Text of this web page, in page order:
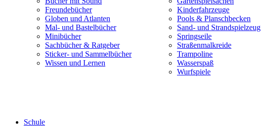
Freundebücher
Globen und Atlanten
Mal- und Bastelbücher
Minibücher
Sachbücher & Ratgeber
Sticker- und Sammelbücher
Wissen und Lernen
Kinderfahrzeuge
Pools & Planschbecken
Sand- und Strandspielzeug
Springseile
Straßenmalkreide
Trampoline
Wasserspaß
Wurfspiele
Schule